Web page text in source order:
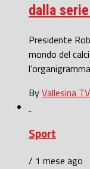
dalla
Presidente
mondo del
ByVallesina TV
Sport
/ 1 mese ago